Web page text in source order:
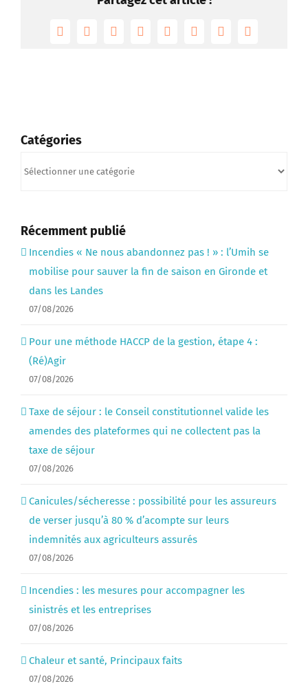
FacebookTwitterRedditLinkedInTumblrPinterest
Vk Email
Catégories
Récemment publié
Incendies « Ne nous abandonnez pas ! » : l’Umih se
mobilise pour sauver la fin de saison en Gironde et
dans les Landes
07/08/2026
Pour une méthode HACCP de la gestion, étape 4 :
(Ré)Agir
07/08/2026
Taxe de séjour : le Conseil constitutionnel valide les
amendes des plateformes qui ne collectent pas la
taxe de séjour
07/08/2026
Canicules/sécheresse : possibilité pour les assureurs
de verser jusqu’à 80 % d’acompte sur leurs
indemnités aux agriculteurs assurés
07/08/2026
Incendies : les mesures pour accompagner les
sinistrés et les entreprises
07/08/2026
Chaleur et santé, Principaux faits
07/08/2026